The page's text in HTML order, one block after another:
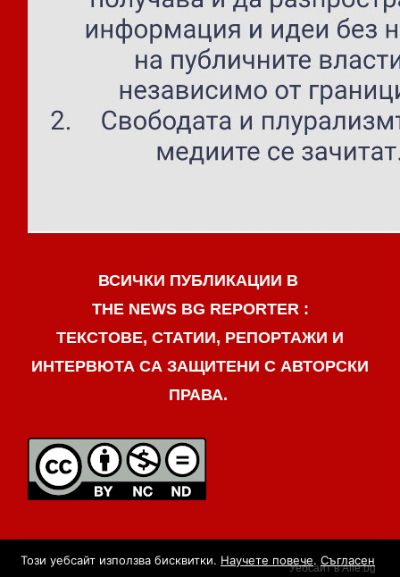
ВСИЧКИ ПУБЛИКАЦИИ В
THE NEWS BG REPORTER :
ТЕКСТОВЕ, СТАТИИ, РЕПОРТАЖИ И
ИНТЕРВЮТА СА ЗАЩИТЕНИ С АВТОРСКИ
ПРАВА.
Уебсайт в Alle.bg
Този уебсайт използва бисквитки. Научете повече. Съгласен